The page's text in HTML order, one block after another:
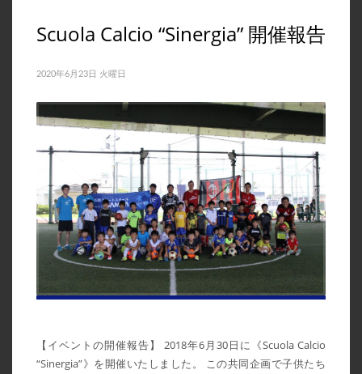
Scuola Calcio “Sinergia” 開催報告
2020年6月23日 火曜日
【イベントの開催報告】 2018年6月30日に《Scuola Calcio
“Sinergia”》を開催いたしました。 この共同企画で子供たち